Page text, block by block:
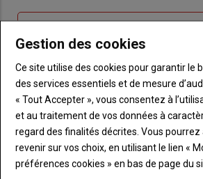
titre
TITRE CRÉEZ UN
BodyChoisissez votre formule et
compte pour accéder à tout
Lien Créez un compte
Gestion des cookies
Ce site utilise des cookies pour garantir le
des services essentiels et de mesure
« Tout Accepter », vous consentez à
et au traitement de vos données à
regard des finalités décrites. Vous
revenir sur vos choix, en utilisant le lien «
préférences cookies » en bas de page du